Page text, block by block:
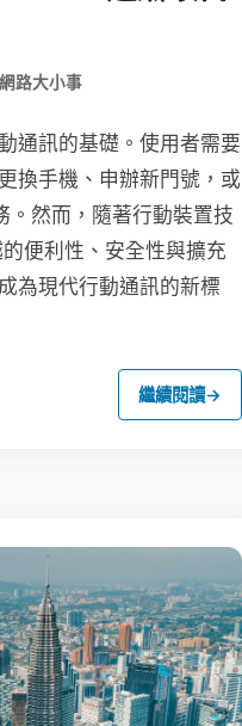
網路大小事
通訊的基礎。使用者需要
換手機、申辦新門號，或
。然而，隨著行動裝置技
便利性、安全性與擴充
為現代行動通訊的新標
繼續閱讀→